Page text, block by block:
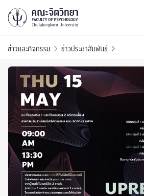
ข่าวและกิจกรรม ข่าวประชาสัมพันธ์